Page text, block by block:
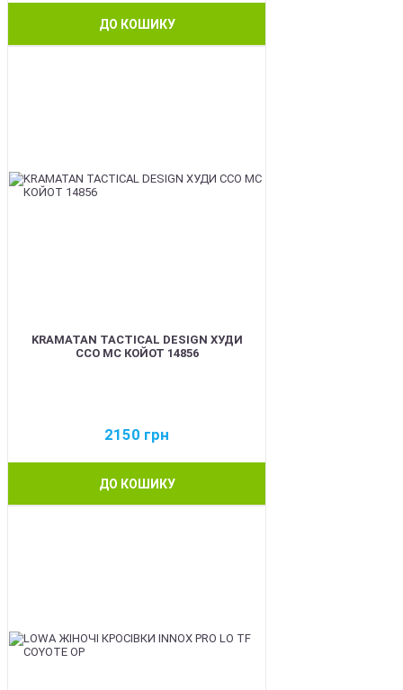
ДО КОШИКУ
KRAMATAN TACTICAL DESIGN ХУДИ
ССО МС КОЙОТ 14856
2150 грн
ДО КОШИКУ